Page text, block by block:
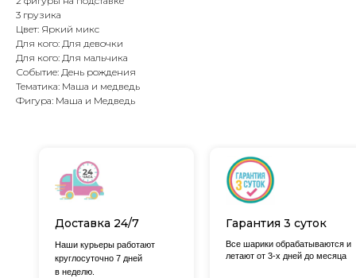
3 грузика
Цвет: Яркий микс
Для кого: Для девочки
Для кого: Для мальчика
Событие: День рождения
Тематика: Маша и медведь
Фигура: Маша и Медведь
Доставка 24/7
Все шарики обрабатываются и
летают от 3-х дней до месяца
Наши курьеры работают
круглосуточно 7 дней
в неделю.
Гарантия 3 суток